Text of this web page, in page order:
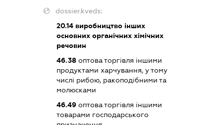
dossier.kveds:
20.14 виробництво інших
основних органічних хімічних
речовин
46.38 оптова торгівля іншими
продуктами харчування, у тому
числі рибою, ракоподібними та
молюсками
46.49 оптова торгівля іншими
товарами господарського